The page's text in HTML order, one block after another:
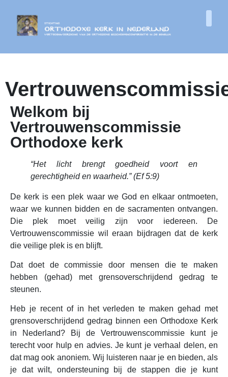
Welkom bij
Vertrouwenscommissie
Orthodoxe kerk
“Het licht brengt goedheid voort en
gerechtigheid en waarheid.” (Ef 5:9)
De kerk is een plek waar we God en elkaar ontmoeten,
waar we kunnen bidden en de sacramenten ontvangen.
Die plek moet veilig zijn voor iedereen. De
Vertrouwenscommissie wil eraan bijdragen dat de kerk
die veilige plek is en blijft.
Dat doet de commissie door mensen die te maken
hebben (gehad) met grensoverschrijdend gedrag te
steunen.
Heb je recent of in het verleden te maken gehad met
grensoverschrijdend gedrag binnen een Orthodoxe Kerk
in Nederland? Bij de Vertrouwenscommissie kunt je
terecht voor hulp en advies. Je kunt je verhaal delen, en
dat mag ook anoniem. Wij luisteren naar je en bieden, als
je dat wilt, ondersteuning bij de stappen die je kunt